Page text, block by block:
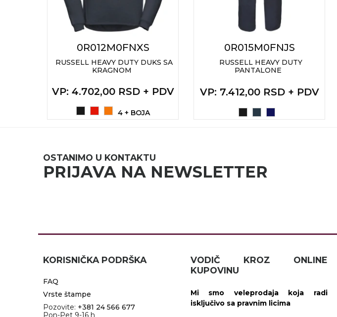
0R012M0FNXS
RUSSELL HEAVY DUTY DUKS SA
KRAGNOM
VP: 4.702,00 RSD + PDV
4 + BOJA
0R015M0FNJS
RUSSELL HEAVY DUTY
PANTALONE
VP: 7.412,00 RSD + PDV
OSTANIMO U KONTAKTU
PRIJAVA NA NEWSLETTER
KORISNIČKA PODRŠKA
FAQ
Vrste štampe
Pozovite: +381 24 566 677
Pon-Pet 9-16 h
VODIČ KROZ ONLINE
KUPOVINU
Mi smo veleprodaja koja radi
isključivo sa pravnim licima